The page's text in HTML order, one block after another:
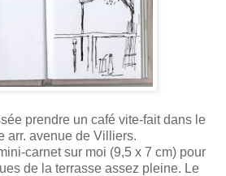
prendre un café vite-fait dans le
arr. avenue de Villiers.
carnet sur moi (9,5 x 7 cm) pour
de la terrasse assez pleine. Le